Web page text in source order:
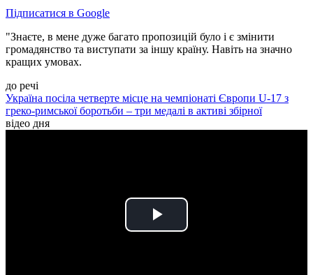
Підписатися в Google
"Знаєте, в мене дуже багато пропозицій було і є змінити
громадянство та виступати за іншу країну. Навіть на значно
кращих умовах.
до речі
Україна посіла четверте місце на чемпіонаті Європи U-17 з
греко-римської боротьби – три медалі в активі збірної
відео дня
Play